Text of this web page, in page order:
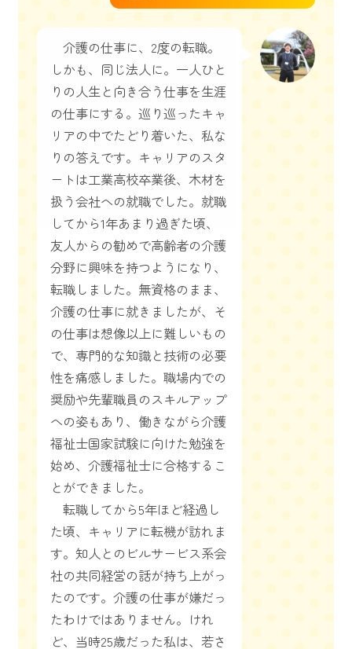
介護の仕事に、2度の転職。
しかも、同じ法人に。一人ひと
りの人生と向き合う仕事を生涯
の仕事にする。巡り巡ったキャ
リアの中でたどり着いた、私な
りの答えです。キャリアのスタ
ートは工業高校卒業後、木材を
扱う会社への就職でした。就職
してから1年あまり過ぎた頃、
友人からの勧めで高齢者の介護
分野に興味を持つようになり、
転職しました。無資格のまま、
介護の仕事に就きましたが、そ
の仕事は想像以上に難しいもの
で、専門的な知識と技術の必要
性を痛感しました。職場内での
奨励や先輩職員のスキルアップ
への姿もあり、働きながら介護
福祉士国家試験に向けた勉強を
始め、介護福祉士に合格するこ
とができました。
転職してから5年ほど経過し
た頃、キャリアに転機が訪れま
す。知人とのビルサービス系会
社の共同経営の話が持ち上がっ
たのです。介護の仕事が嫌だっ
たわけではありません。けれ
ど、当時25歳だった私は、若さ